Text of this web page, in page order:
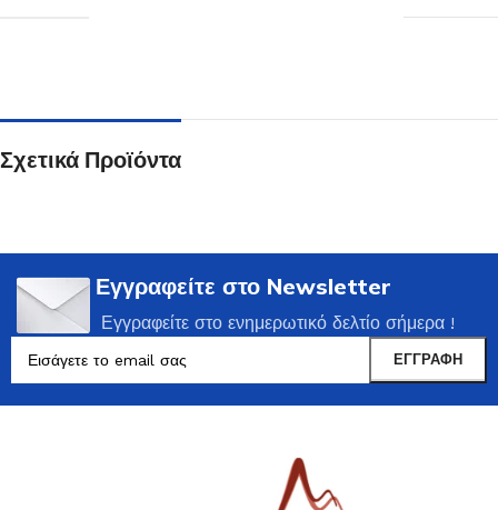
Σχετικά Προϊόντα
Εγγραφείτε στο Newsletter
Εγγραφείτε στο ενημερωτικό δελτίο σήμερα !